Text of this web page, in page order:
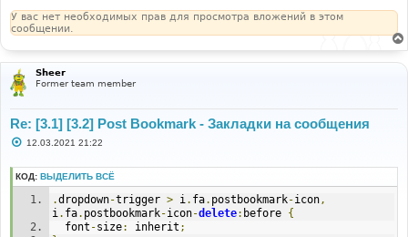
У вас нет необходимых прав для просмотра вложений в этом
сообщении.
Sheer
Former team member
Re: [3.1] [3.2] Post Bookmark - Закладки на сообщения
С
б
щ
12.03.2021 21:22
КОД: ВЫДЕЛИТЬ ВСЁ
.dropdown-trigger > i. fa. postbookmark-icon,
i. fa. postbookmark-icon-delete: before {
  font
-size: inherit ;